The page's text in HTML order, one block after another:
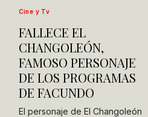
Cine y Tv
FALLECE EL
CHANGOLEÓN,
FAMOSO PERSONAJE
DE LOS PROGRAMAS
DE FACUNDO
El personaje de El Changoleón